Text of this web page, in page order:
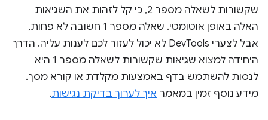
שקשורות לשאלה מספר 2, כי קל לזהות את השגיאות
האלה באופן אוטומטי. שאלה מספר 1 חשובה לא פחות,
אבל לצערי DevTools לא יכול לעזור לכם לענות עליה. הדרך
היחידה למצוא שגיאות שקשורות לשאלה מספר 1 היא
לנסות להשתמש בדף באמצעות מקלדת או קורא מסך.
מידע נוסף זמין במאמר איך לערוך בדיקת נגישות.